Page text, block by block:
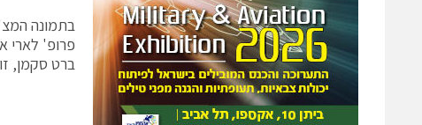
פרופ' לארי
ברט סקמן, זוכה פרס נובל